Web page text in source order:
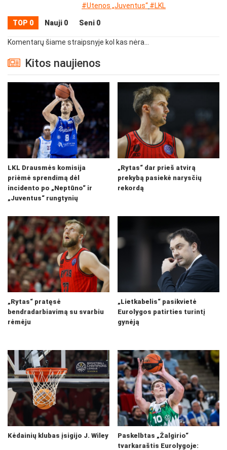
#Utenos „Juventus“ #LKL
TOP 0 Nauji 0 Seni 0
Komentarų šiame straipsnyje kol kas nėra...
Kitos naujienos
LKL Drausmės komisija
priėmė sprendimą dėl
incidento po „Neptūno“ ir
„Juventus“ rungtynių
„Rytas“ dar prieš atvirą
prekybą pasiekė narysčių
rekordą
„Rytas“ pratęsė
bendradarbiavimą su svarbiu
rėmėju
„Lietkabelis“ pasikvietė
Eurolygos patirties turintį
gynėją
Kėdainių klubas įsigijo J. Wiley
Paskelbtas „Žalgirio“
tvarkaraštis Eurolygoje: